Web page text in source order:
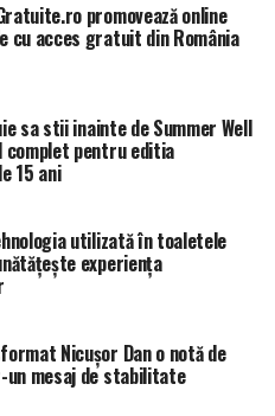
Dan Tudorache -PSD
sector 2, Robert Negoiţă
-PSD Vrancea.
economic! Lipsesc 13
Teodorovici la ANAF! Vor
companiile! |
Vodafone. Abuz la adresa
promovează online
cu acces gratuit din România
sa stii inainte de Summer Well
complet pentru editia
15 ani
utilizată în toaletele
experiența
Nicușor Dan o notă de
mesaj de stabilitate